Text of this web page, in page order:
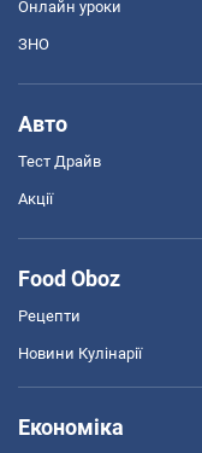
Онлайн уроки
ЗНО
Авто
Тест Драйв
Акції
Food Oboz
Рецепти
Новини Кулінарії
Економіка